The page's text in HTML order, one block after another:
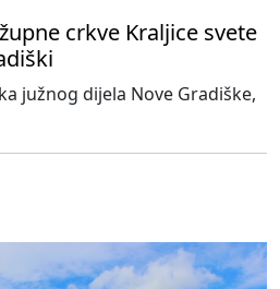
crkve Kraljice svete
južnog dijela Nove Gradiške,